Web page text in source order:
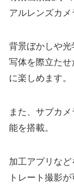
アルレンズカメ
背景ぼかしや
写体を際立た
に楽しめます。
また、サブカ
能を搭載。
加工アプリな
トレート撮影が